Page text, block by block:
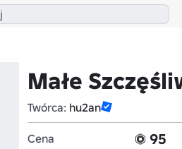
Małe
Twórca: hu2an
Cena
95